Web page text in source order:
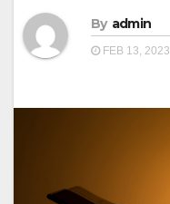
By admin
FEB 13, 2023